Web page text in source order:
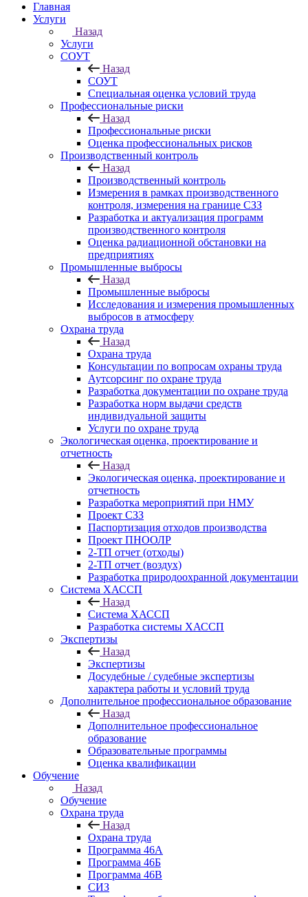
Главная
Услуги
Назад
Услуги
СОУТ
Назад
СОУТ
Специальная оценка условий труда
Профессиональные риски
Назад
Профессиональные риски
Оценка профессиональных рисков
Производственный контроль
Назад
Производственный контроль
Измерения в рамках производственного
контроля, измерения на границе СЗЗ
Разработка и актуализация программ
производственного контроля
Оценка радиационной обстановки на
предприятиях
Промышленные выбросы
Назад
Промышленные выбросы
Исследования и измерения промышленных
выбросов в атмосферу
Охрана труда
Назад
Охрана труда
Консультации по вопросам охраны труда
Аутсорсинг по охране труда
Разработка документации по охране труда
Разработка норм выдачи средств
индивидуальной защиты
Услуги по охране труда
Экологическая оценка, проектирование и
отчетность
Назад
Экологическая оценка, проектирование и
отчетность
Разработка мероприятий при НМУ
Проект СЗЗ
Паспортизация отходов производства
Проект ПНООЛР
2-ТП отчет (отходы)
2-ТП отчет (воздух)
Разработка природоохранной документации
Система ХАССП
Назад
Система ХАССП
Разработка системы ХАССП
Экспертизы
Назад
Экспертизы
Досудебные / судебные экспертизы
характера работы и условий труда
Дополнительное профессиональное образование
Назад
Дополнительное профессиональное
образование
Образовательные программы
Оценка квалификации
Обучение
Назад
Обучение
Охрана труда
Назад
Охрана труда
Программа 46А
Программа 46Б
Программа 46В
СИЗ